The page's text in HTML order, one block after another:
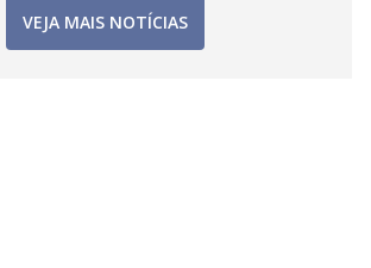
VEJA MAIS NOTÍCIAS